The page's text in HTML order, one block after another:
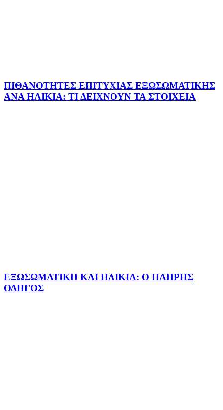
ΠΙΘΑΝΟΤΗΤΕΣ ΕΠΙΤΥΧΙΑΣ ΕΞΩΣΩΜΑΤΙΚΗΣ
ΑΝΑ ΗΛΙΚΙΑ: ΤΙ ΔΕΙΧΝΟΥΝ ΤΑ ΣΤΟΙΧΕΙΑ
ΕΞΩΣΩΜΑΤΙΚΗ ΚΑΙ ΗΛΙΚΙΑ: Ο ΠΛΗΡΗΣ
ΟΔΗΓΟΣ